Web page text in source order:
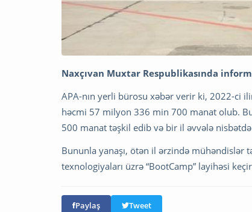
Naxçıvan Muxtar Respublikasında
APA-nın yerli bürosu xəbər verir ki, 2022-ci
həcmi 57 milyon 336 min 700 manat olub.
500 manat təşkil edib və bir il əvvələ nisbətdə
Bununla yanaşı, ötən il ərzində
texnologiyaları üzrə “BootCamp” layihəsi
Paylaş Tweet